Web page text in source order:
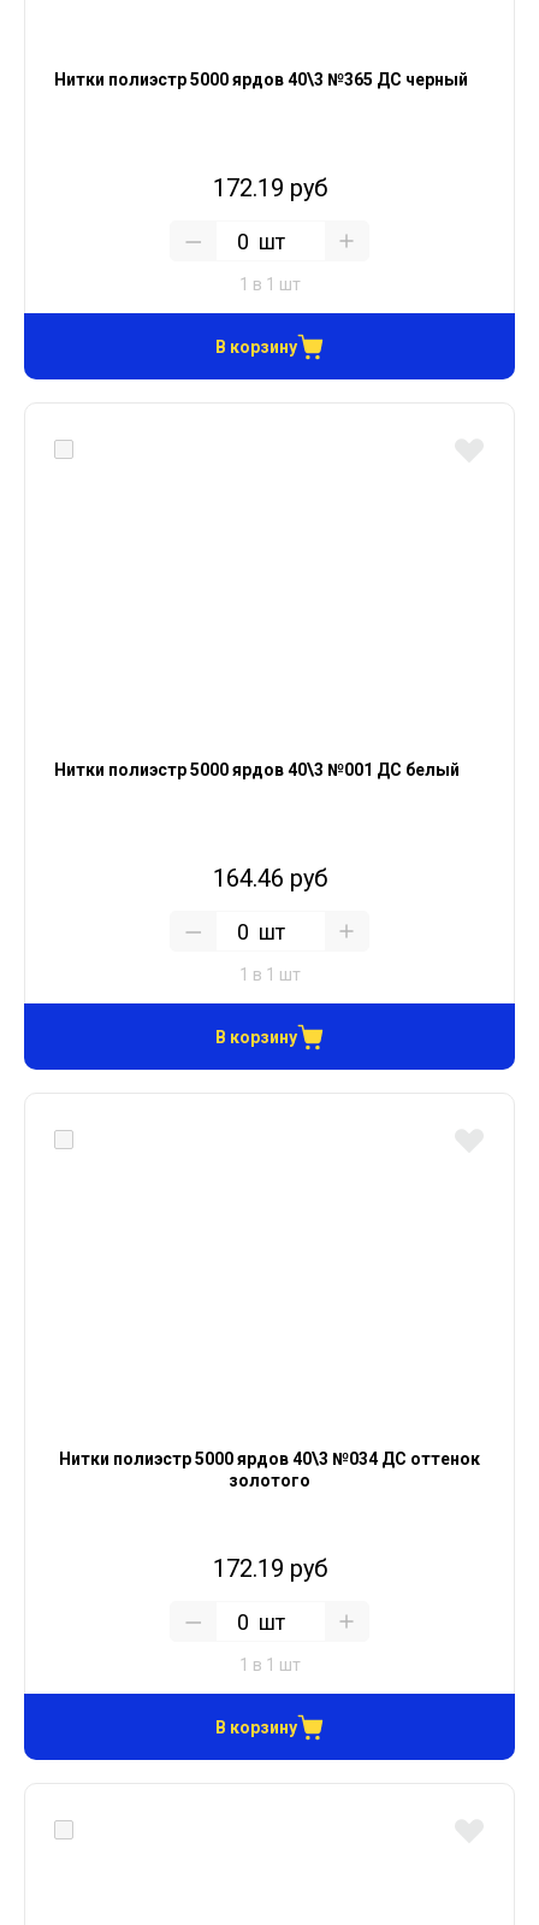
Нитки полиэстр 5000 ярдов 40\3 №365 ДС черный
172.19 руб
шт
1 в 1 шт
В корзину
Нитки полиэстр 5000 ярдов 40\3 №001 ДС белый
164.46 руб
шт
1 в 1 шт
В корзину
Нитки полиэстр 5000 ярдов 40\3 №034 ДС оттенок
золотого
172.19 руб
шт
1 в 1 шт
В корзину